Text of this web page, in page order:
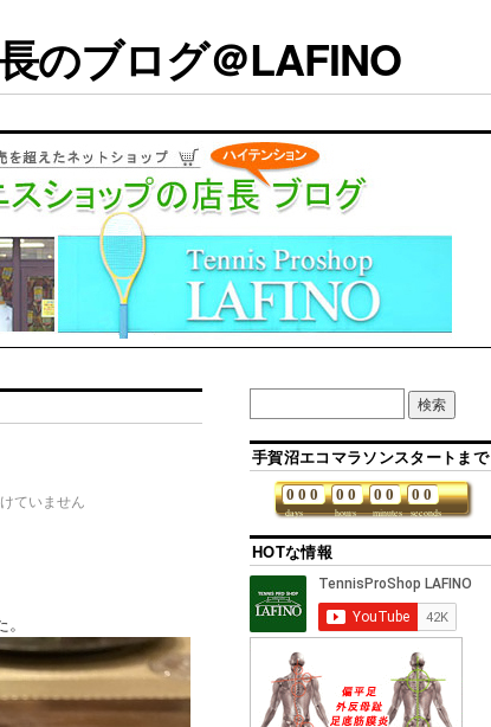
のブログ＠LAFINO
ていません
手賀沼エコマラソンスタートまで
days
0 0 0
hours
0 0
minutes
0 0
seconds
0 0
HOTな情報